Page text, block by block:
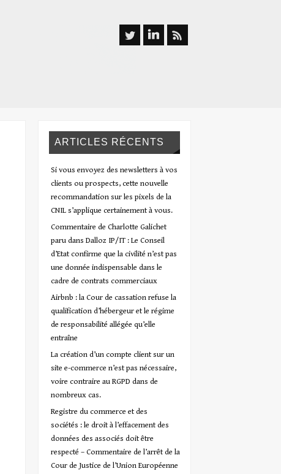
ARTICLES RÉCENTS
Si vous envoyez des newsletters à vos
clients ou prospects, cette nouvelle
recommandation sur les pixels de la
CNIL s’applique certainement à vous.
Commentaire de Charlotte Galichet
paru dans Dalloz IP/IT : Le Conseil
d’Etat confirme que la civilité n’est pas
une donnée indispensable dans le
cadre de contrats commerciaux
Airbnb : la Cour de cassation refuse la
qualification d’hébergeur et le régime
de responsabilité allégée qu’elle
entraîne
La création d’un compte client sur un
site e-commerce n’est pas nécessaire,
voire contraire au RGPD dans de
nombreux cas.
Registre du commerce et des
sociétés : le droit à l’effacement des
données des associés doit être
respecté – Commentaire de l’arrêt de la
Cour de Justice de l’Union Européenne